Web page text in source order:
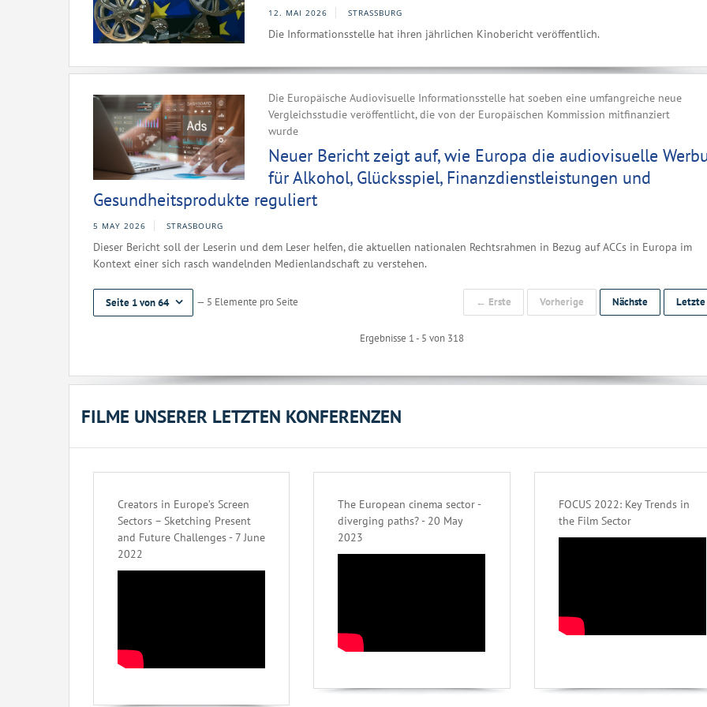
12. MAI 2026 STRASSBURG
Die Informationsstelle hat ihren jährlichen Kinobericht veröffentlich.
Die Europäische Audiovisuelle Informationsstelle hat soeben eine umfangreiche neue
Vergleichsstudie veröffentlicht, die von der Europäischen Kommission mitfinanziert
wurde
Neuer Bericht zeigt auf, wie Europa die audiovisuelle
für Alkohol, Glücksspiel, Finanzdienstleistungen und
Gesundheitsprodukte reguliert
5 MAY 2026 STRASBOURG
Dieser Bericht soll der Leserin und dem Leser helfen, die aktuellen nationalen Rechtsrahmen in Bezug auf ACCs in Europa im
Kontext einer sich rasch wandelnden Medienlandschaft zu verstehen.
Seite 1 von 64 — 5 Elemente pro Seite
Ergebnisse 1 - 5 von 318
← Erste Vorherige Nächste
FILME UNSERER LETZTEN KONFERENZEN
Creators in Europe’s Screen
Sectors – Sketching Present
and Future Challenges - 7 June
2022
The European cinema sector -
diverging paths? - 20 May
2023
FOCUS 2022: Key Trends in
the Film Sector